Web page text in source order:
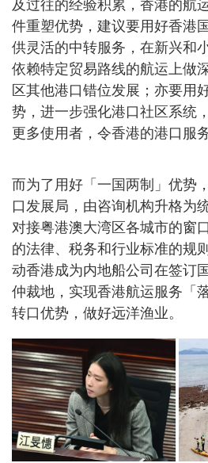
及过往的经验积累，香港的航
件重塑优势，建议要用好香港
供灵活的中转服务，在新兴和
依赖特定贸易路线的航运上做
区其他港口错位发展；亦要用
势，进一步强化港口社区系统
更多使用者，令香港的港口服
而为了用好「一国两制」优势
口发展局，由咨询机构升格为
对接粤港澳大湾区各城市的窗
的法律、税务和行业标准的规
动香港成为内地船公司在签订
仲裁地，实现香港航运服务「
转口优势，做好远洋渔业。